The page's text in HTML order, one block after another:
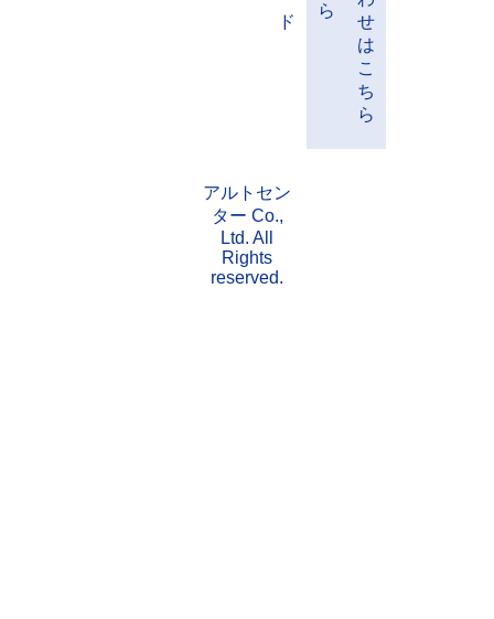
ド
ら
せ
は
こ
ち
ら
アルトセン
ター Co.,
Ltd. All
Rights
reserved.